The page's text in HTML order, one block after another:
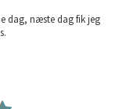
dag, næste dag fik jeg